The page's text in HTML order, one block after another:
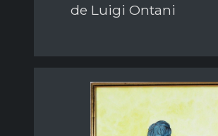
de Luigi Ontani